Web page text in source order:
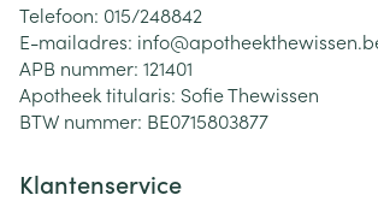
Telefoon: 015/248842
E-mailadres: info@
APB nummer: 121401
Apotheek titularis: Sofie Thewissen
BTW nummer: BE0715803877
Klantenservice